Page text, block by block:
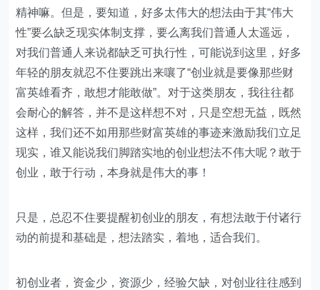
精神嘛。但是，要知道，好多太伟大的想法由于其“伟大
性”要么缺乏现实体制支撑，要么离我们普通人太遥远，
对我们普通人来说都缺乏可执行性，可能说到这里，好多
年轻的朋友就忍不住要跳出来嚷了“创业就是要像那些财
富英雄看齐，敢想才能敢做”。对于这类朋友，我往往都
会耐心的解答，并不是这样想不对，只是空想无益，既然
这样，我们还不如用那些财富英雄的事迹来激励我们立足
现实，谁又能说我们脚踏实地的创业想法不伟大呢？敢于
创业，敢于行动，本身就是伟大的事！
只是，总忍不住要提醒初创业的朋友，有想法敢于付诸行
动的前提和基础是，想法踏实，着地，适合我们。
初创业者，资金少，资源少，经验欠缺，对创业往往感到